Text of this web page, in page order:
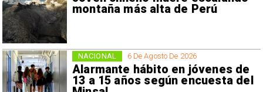
montaña más alta de Perú
6 De Agosto De 2026
Alarmante hábito en jóvenes de
13 a 15 años según encuesta del
NACIONAL